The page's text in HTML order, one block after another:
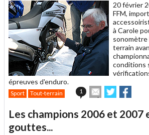
20 février
FFM,
à Carole
terrain
conditions
épreuves d'enduro.
Sport Tout-terrain 1
Envoyer
cet
à
Partager
sur sur
Les champions 2006 et 2007
gouttes...